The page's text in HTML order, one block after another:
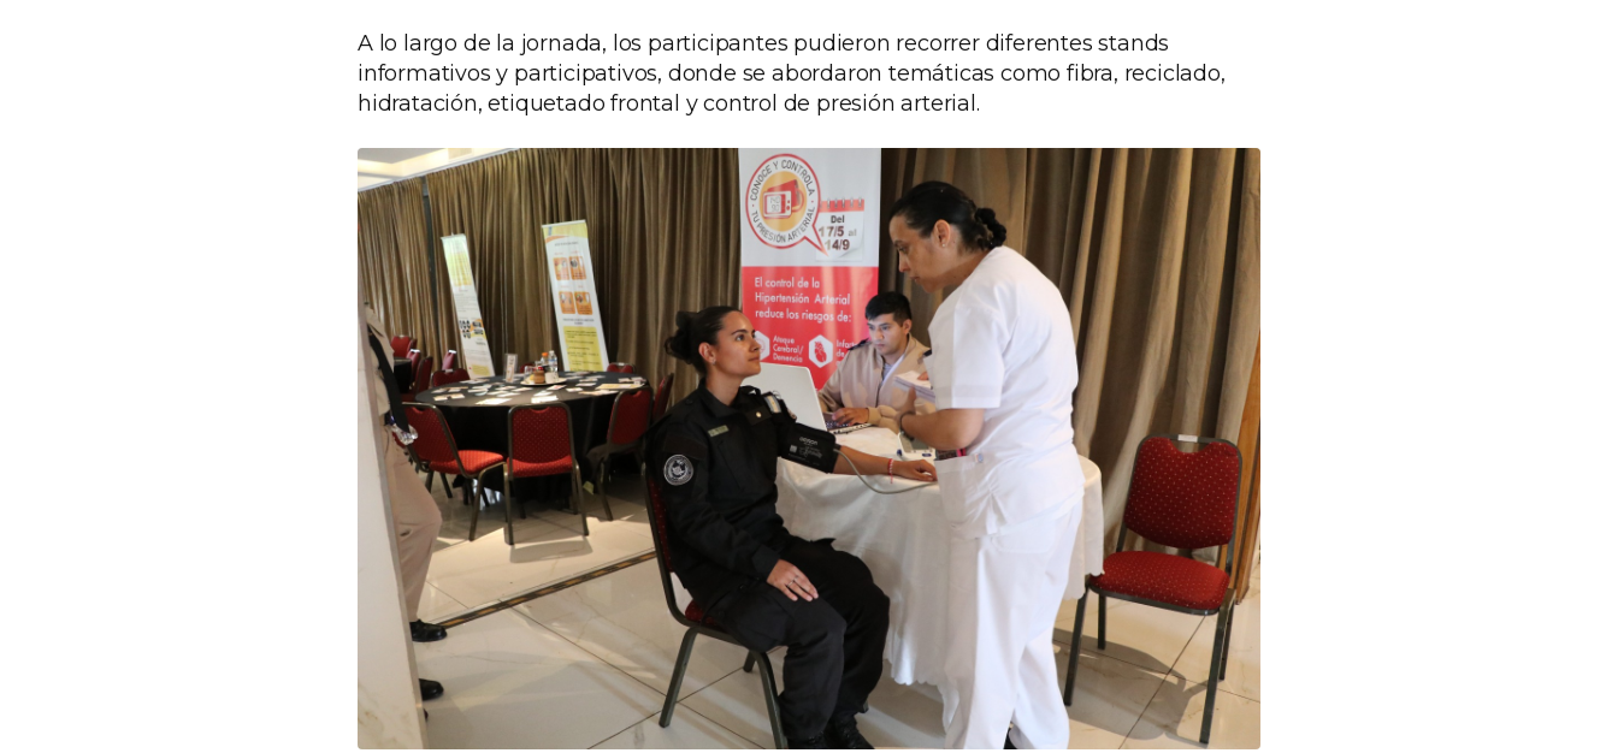
A lo largo de la jornada, los participantes pudieron recorrer diferentes stands
informativos y participativos, donde se abordaron temáticas como fibra, reciclado,
hidratación, etiquetado frontal y control de presión arterial.